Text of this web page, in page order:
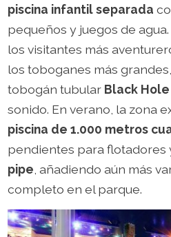
piscina infantil separada
pequeños y juegos de
los visitantes más
los toboganes más
tobogán tubular Black Hole
sonido. En verano, la zona
piscina de 1.000 metros
pendientes para flotadores
pipe , añadiendo aún más
completo en el parque.